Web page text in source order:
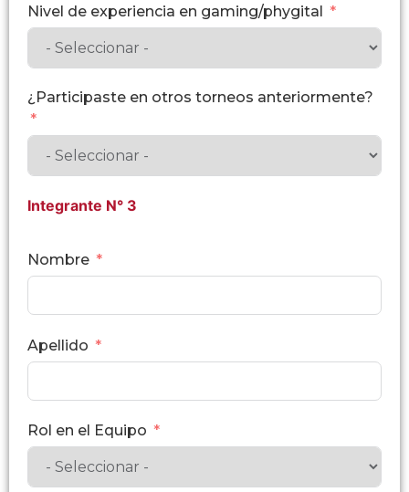
Nivel de experiencia en gaming/phygital
¿Participaste en otros torneos anteriormente?
Integrante N° 3
Nombre
Apellido
Rol en el Equipo